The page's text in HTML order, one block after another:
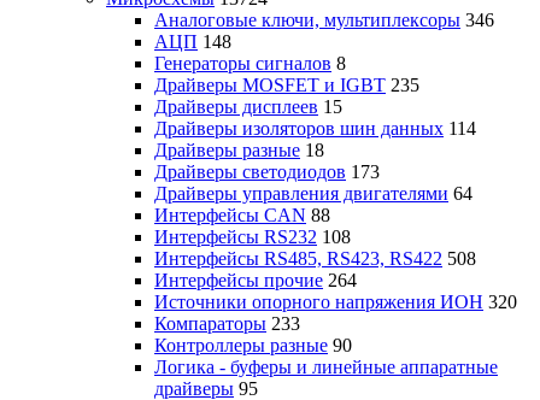
Аналоговые ключи, мультиплексоры 346
АЦП 148
Генераторы сигналов 8
Драйверы MOSFET и IGBT 235
Драйверы дисплеев 15
Драйверы изоляторов шин данных 114
Драйверы разные 18
Драйверы светодиодов 173
Драйверы управления двигателями 64
Интерфейсы CAN 88
Интерфейсы RS232 108
Интерфейсы RS485, RS423, RS422 508
Интерфейсы прочие 264
Источники опорного напряжения ИОН 320
Компараторы 233
Контроллеры разные 90
Логика - буферы и линейные аппаратные
драйверы 95